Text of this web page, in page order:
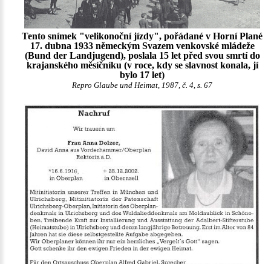
Tento snímek "velikonoční jízdy", pořádané v Horní Plané
17. dubna 1933 německým Svazem venkovské mládeže
(Bund der Landjugend), poslala 15 let před svou smrtí do
krajanského měsíčníku (v roce, kdy se slavnost konala, jí
bylo 17 let)
Repro Glaube und Heimat, 1987, č. 4, s. 67